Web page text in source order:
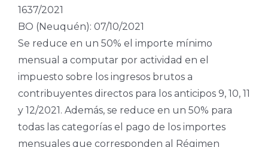
1637/2021
BO (Neuquén): 07/10/2021
Se reduce en un 50% el importe mínimo
mensual a computar por actividad en el
impuesto sobre los ingresos brutos a
contribuyentes directos para los anticipos 9, 10, 11
y 12/2021. Además, se reduce en un 50% para
todas las categorías el pago de los importes
mensuales que corresponden al Régimen